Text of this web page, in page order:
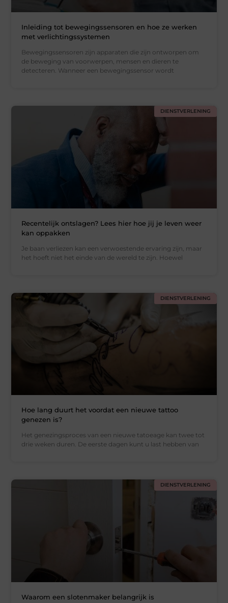
Inleiding tot bewegingssensoren en hoe ze werken
met verlichtingssystemen
Bewegingssensoren zijn apparaten die zijn ontworpen om
de beweging van voorwerpen, mensen en dieren te
detecteren. Wanneer een bewegingssensor wordt
DIENSTVERLENING
Recentelijk ontslagen? Lees hier hoe jij je leven weer
kan oppakken
Je baan verliezen kan een verwoestende ervaring zijn, maar
het hoeft niet het einde van de wereld te zijn. Hoewel
DIENSTVERLENING
Hoe lang duurt het voordat een nieuwe tattoo
genezen is?
Het genezingsproces van een nieuwe tatoeage kan twee tot
drie weken duren. De eerste dagen kunt u last hebben van
DIENSTVERLENING
Waarom een slotenmaker belangrijk is